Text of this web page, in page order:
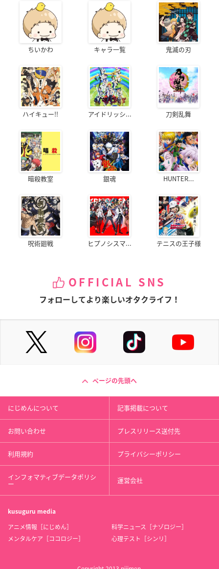
ちいかわ キャラ一覧 鬼滅の刃
ハイキュー!! アイドリッシ... 刀剣乱舞
暗殺教室 銀魂 HUNTER...
呪術廻戦 ヒプノシスマ... テニスの王子様
OFFICIAL SNS
フォローしてより楽しいオタクライフ！
ページの先頭へ
にじめんについて 記事掲載について
お問い合わせ プレスリリース送付先
利用規約 プライバシーポリシー
インフォマティブデータポリシ
ー 運営会社
kusuguru media
アニメ情報［にじめん］
科学ニュース［ナゾロジー］
メンタルケア［ココロジー］
心理テスト［シンリ］